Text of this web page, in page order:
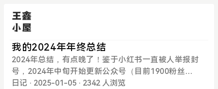
我的2024年年终总结
2024年总结，有点晚了！鉴于小红书一直被人举报封
号，2024年中旬开始更新公众号（目前1900粉丝）
和CIPBA网站，专门说玩卡攻略。个人博客仅更新了
日记 · 2025-01-05 · 2342 人浏览